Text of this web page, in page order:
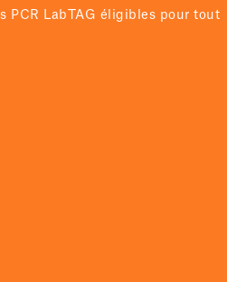
PCR LabTAG éligibles pour tout